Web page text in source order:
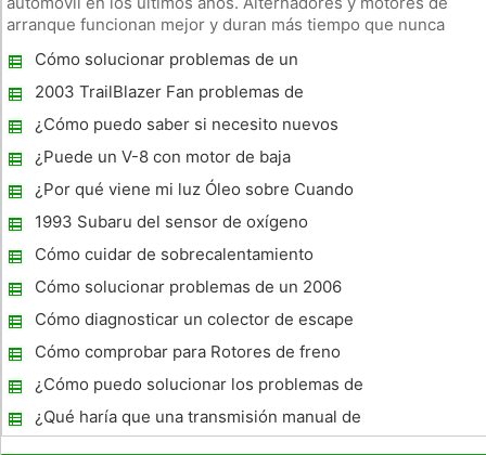
arranque funcionan mejor y duran más tiempo que nunca
engranajes de reducción para aumentar la potencia de giro
mientras que disminuye el co
Cómo solucionar problemas de un
Chevrolet Beretta
2003 TrailBlazer Fan problemas de
embrague
¿Cómo puedo saber si necesito nuevos
fines Tie-Rod?
¿Puede un V-8 con motor de baja
compresión en un cilindro fino trabajo?
¿Por qué viene mi luz Óleo sobre Cuando
tengo un montón de aceite en mi coche?
1993 Subaru del sensor de oxígeno
síntomas
Cómo cuidar de sobrecalentamiento
Cómo solucionar problemas de un 2006
Chevrolet Trailblazer
Cómo diagnosticar un colector de escape
Cracked
Cómo comprobar para Rotores de freno
deformado
¿Cómo puedo solucionar los problemas de
una Triumph TR6 detonaciones por el
carburador?
¿Qué haría que una transmisión manual de
salirse del engranaje?